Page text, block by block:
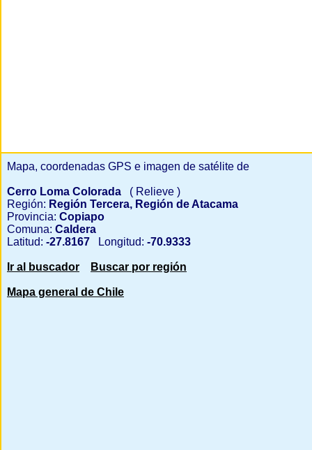
Mapa, coordenadas GPS e imagen de satélite de
Cerro Loma Colorada
( Relieve )
Región: Región Tercera, Región de Atacama
Provincia: Copiapo
Comuna: Caldera
Latitud: -27.8167 Longitud: -70.9333
Ir al buscador Buscar por región
Mapa general de Chile